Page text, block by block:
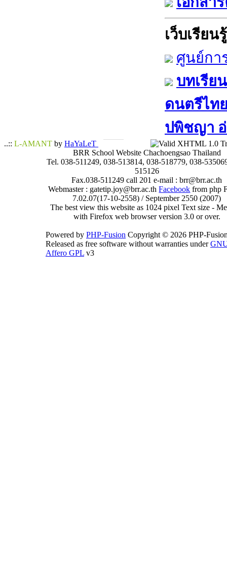
เว็บเรียนรู้
ศูนย์กา
บทเรีย
ดนตรีไท
ปพิชญา​ อ่
..:: L-AMANT by HaYaLeT
BRR School Website Chachoengsao Thailand
Tel. 038-511249, 038-513814, 038-518779, 038-
515126
Fax.038-511249 call 201 e-mail : brr@brr.ac.th
Webmaster : gatetip.joy@brr.ac.thFacebook from php
7.02.07(17-10-2558) / September 2550 (2007)
The best view this website as 1024 pixel Text size -
with Firefox web browser version 3.0 or over.
Powered by PHP-Fusion Copyright © 2026 PHP-
Released as free software without warranties under
Affero GPL v3